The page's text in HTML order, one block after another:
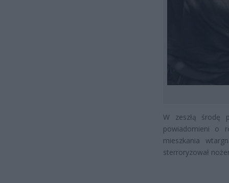
W zeszłą środę
powiadomieni o
mieszkania
sterroryzował